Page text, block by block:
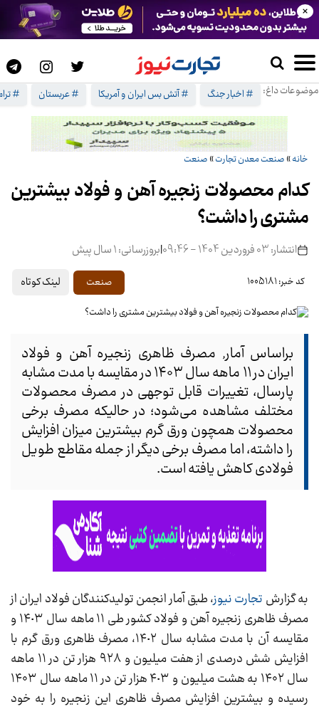
موضوعات داغ: # اخبار جنگ # آتش بس ایران و آمریکا # عربستان #
×
خانه» صنعت معدن تجارت» صنعت
کدام محصولات زنجیره آهن و فولاد بیشترین
مشتری را داشت؟
انتشار: 03 فروردین 1404 - 09:46 |بروزرسانی: 1 سال پیش
کد خبر: 1005181 صنعت لینک کوتاه
براساس آمار, مصرف ظاهری زنجیره آهن و فولاد
ایران در ۱۱ ماهه سال ۱۴۰۳ در مقایسه با مدت مشابه
پارسال، تغییرات قابل توجهی در مصرف محصولات
مختلف مشاهده می‌شود؛ در حالیکه مصرف برخی
محصولات همچون ورق گرم بیشترین میزان افزایش
را داشته، اما مصرف برخی دیگر از جمله مقاطع طویل
فولادی کاهش یافته است.
به گزارش تجارت نیوز، طبق آمار انجمن تولیدکنندگان فولاد ایران از
مصرف‌ ظاهری زنجیره آهن و فولاد کشور طی ١١ ماهه سال ١۴٠٣ و
مقایسه‌ آن با مدت مشابه سال ١۴٠٢، مصرف ظاهری ورق گرم با
افزایش شش درصدی از هفت میلیون و ٩٢٨ هزار تن در ١١ ماهه
سال ۱۴۰۲ به هشت میلیون و ۴٠٣ هزار تن در ١١ ماهه سال ۱۴۰۳
رسیده و بیشترین افزایش مصرف ظاهری این زنجیره را به خود